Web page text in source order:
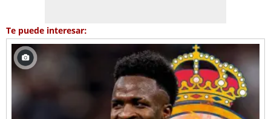
Te puede interesar: